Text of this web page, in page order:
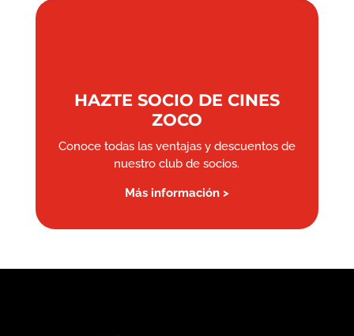
HAZTE SOCIO DE CINES
ZOCO
Conoce todas las ventajas y descuentos de
nuestro club de socios.
Más información >